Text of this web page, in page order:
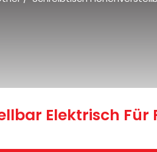
Elektrisch Für